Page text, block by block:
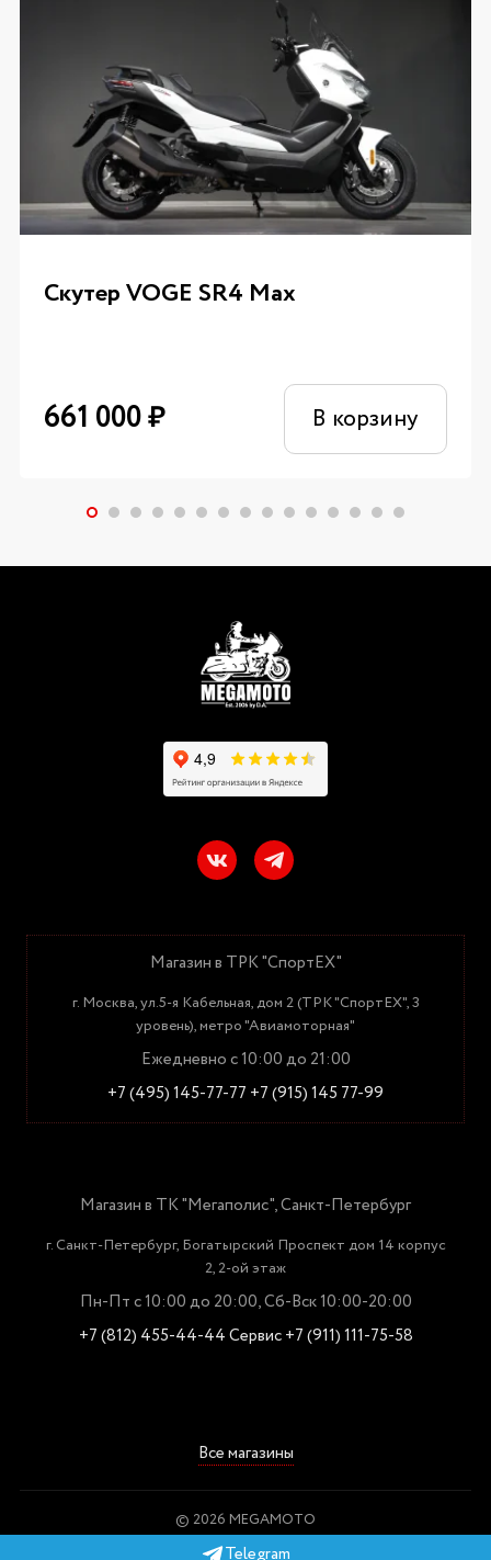
Скутер VOGE SR4 Max
661 000₽ В корзину
Магазин в ТРК "СпортЕХ"
г. Москва, ул.5-я Кабельная, дом 2 (ТРК "СпортЕХ", 3
уровень), метро "Авиамоторная"
Ежедневно с 10:00 до 21:00
+7 (495) 145-77-77 +7 (915) 145 77-99
Магазин в ТК "Мегаполис", Санкт-Петербург
г. Санкт-Петербург, Богатырский Проспект дом 14 корпус
2, 2-ой этаж
Пн-Пт с 10:00 до 20:00, Сб-Вск 10:00-20:00
+7 (812) 455-44-44Сервис +7 (911) 111-75-58
Все магазины
© 2026 MEGAMOTO
Пользовательское соглашение
Telegram